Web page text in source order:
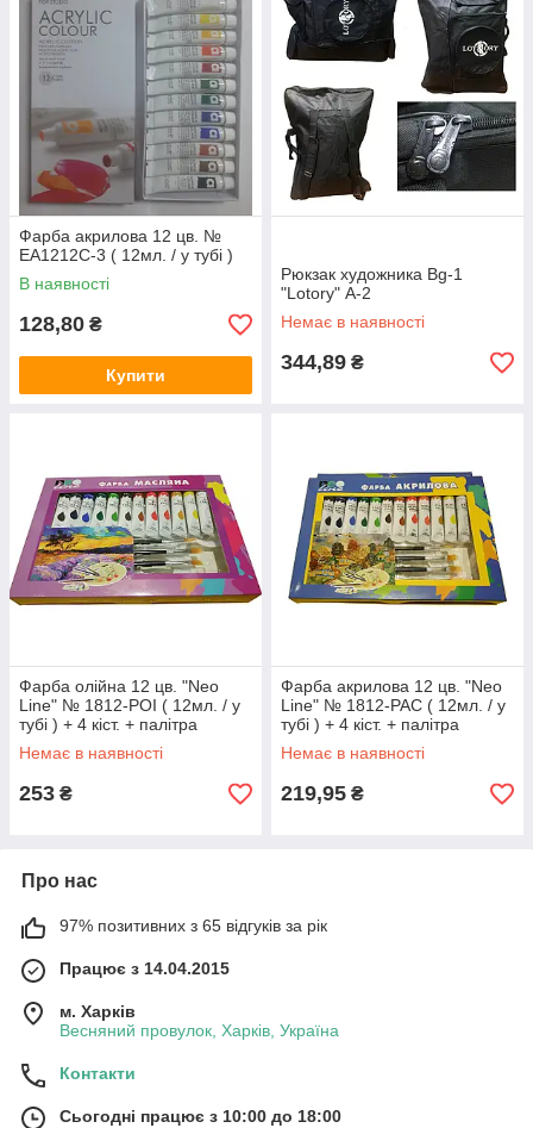
Фарба акрилова 12 цв. №
EA1212C-3 ( 12мл. / у тубі )
В наявності
128,80 ₴
Купити
Рюкзак художника Bg-1
"Lotory" А-2
Немає в наявності
344,89 ₴
Фарба олійна 12 цв. "Neo
Line" № 1812-POI ( 12мл. / у
тубі ) + 4 кіст. + палітра
Немає в наявності
253 ₴
Фарба акрилова 12 цв. "Neo
Line" № 1812-PAC ( 12мл. / у
тубі ) + 4 кіст. + палітра
Немає в наявності
219,95 ₴
Про нас
97% позитивних з 65 відгуків за рік
Працює з 14.04.2015
м. Харків
Весняний провулок, Харків, Україна
Контакти
Сьогодні працює з 10:00 до 18:00